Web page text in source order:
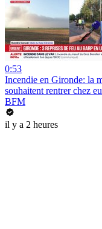
0:53
Incendie en Gironde: la
souhaitent rentrer chez
BFM
il y a 2 heures